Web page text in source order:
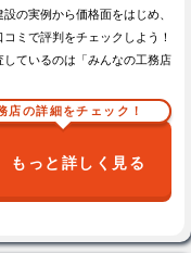
の実例から価格面をはじめ、
ミで評判をチェックしよう！
ているのは「みんなの工務店
店の詳細をチェック！
もっと詳しく見る